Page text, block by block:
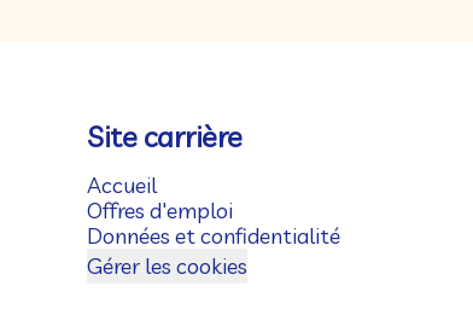
Site carrière
Accueil
Offres d'emploi
Données et confidentialité
Gérer les cookies